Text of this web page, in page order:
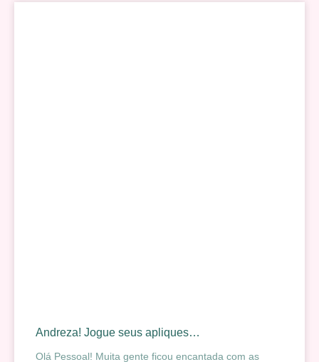
Andreza! Jogue seus apliques…
Olá Pessoal! Muita gente ficou encantada com as